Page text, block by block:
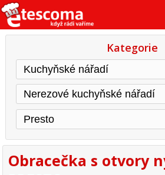
Kategorie
Obracečka s otvory